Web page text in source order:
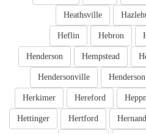
Heathsville
Hebron
Heflin
Hempstead
Henderson
Henderson
Hendersonville
Hereford
Herkimer
Hertford
Hettinger